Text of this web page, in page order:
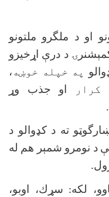
او د ملگرو ملتونو
د درې اړخيزو
په خپله خوښه ،
کرار
او جذب وړ
ته د كډوالو د
د نومرو شمېر هم له
لكه: سړك، اوبو،